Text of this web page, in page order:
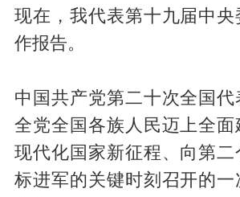
现在，我代表第十九届中
作报告。
中国共产党第二十次全国
全党全国各族人民迈上全面
现代化国家新征程、向第二
标进军的关键时刻召开的一